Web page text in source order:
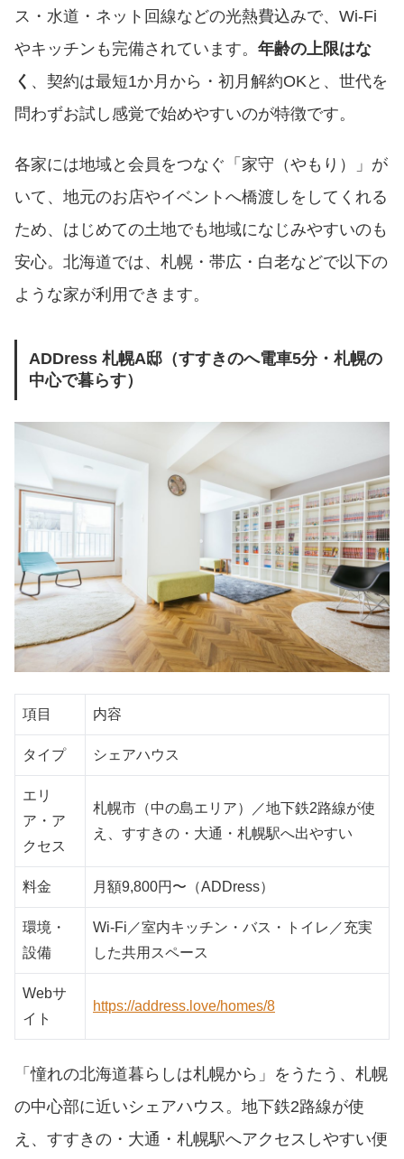
ス・水道・ネット回線などの光熱費込みで、Wi-Fi
やキッチンも完備されています。 年齢の上限はな
く 、契約は最短1か月から・初月解約OKと、世代を
問わずお試し感覚で始めやすいのが特徴です。
各家には地域と会員をつなぐ「家守（やもり）」が
いて、地元のお店やイベントへ橋渡しをしてくれる
ため、はじめての土地でも地域になじみやすいのも
安心。北海道では、札幌・帯広・白老などで以下の
ような家が利用できます。
ADDress 札幌A邸（すすきのへ電車5分・札幌の
中心で暮らす）
項目 内容
タイプ シェアハウス
エリ
ア・ア
クセス
札幌市（中の島エリア）／地下鉄2路線が使
え、すすきの・大通・札幌駅へ出やすい
料金 月額9,800円〜（ADDress）
環境・
設備
Wi-Fi／室内キッチン・バス・トイレ／充実
した共用スペース
Webサ
イト
https://address.love/homes/8
「憧れの北海道暮らしは札幌から」をうたう、札幌
の中心部に近いシェアハウス。地下鉄2路線が使
え、すすきの・大通・札幌駅へアクセスしやすい便